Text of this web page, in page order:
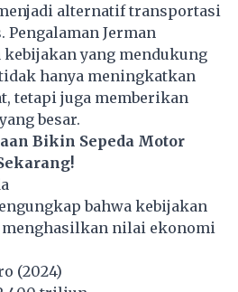
alternatif transportasi
Jerman
yang mendukung
hanya meningkatkan
tetapi juga memberikan
besar.
Bikin Sepeda Motor
bahwa kebijakan
menghasilkan nilai ekonomi
(2024)